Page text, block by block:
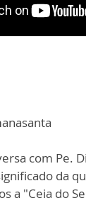
com Pe.
da
a "Ceia do